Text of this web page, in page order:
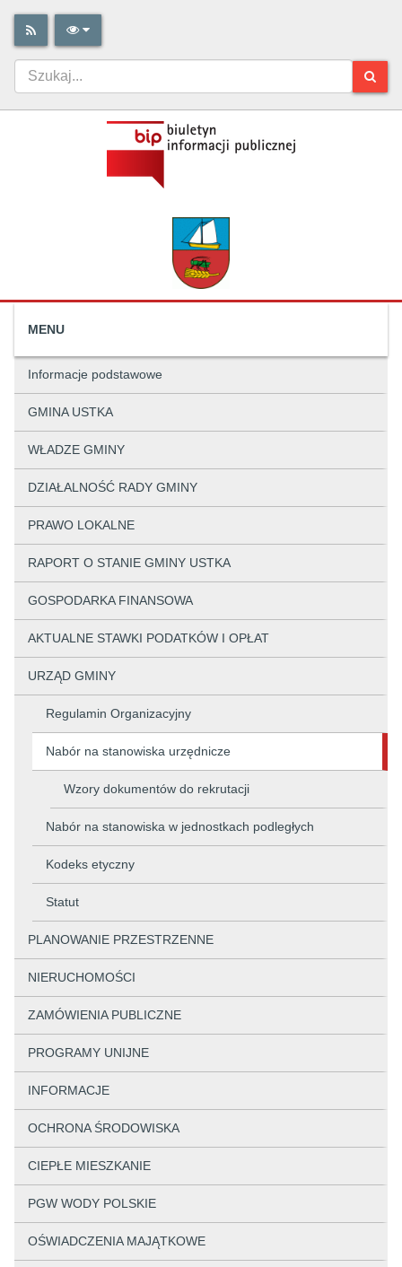
MENU
Informacje podstawowe
GMINA USTKA
WŁADZE GMINY
DZIAŁALNOŚĆ RADY GMINY
PRAWO LOKALNE
RAPORT O STANIE GMINY USTKA
GOSPODARKA FINANSOWA
AKTUALNE STAWKI PODATKÓW I OPŁAT
URZĄD GMINY
Regulamin Organizacyjny
Nabór na stanowiska urzędnicze
Wzory dokumentów do rekrutacji
Nabór na stanowiska w jednostkach podległych
Kodeks etyczny
Statut
PLANOWANIE PRZESTRZENNE
NIERUCHOMOŚCI
ZAMÓWIENIA PUBLICZNE
PROGRAMY UNIJNE
INFORMACJE
OCHRONA ŚRODOWISKA
CIEPŁE MIESZKANIE
PGW WODY POLSKIE
OŚWIADCZENIA MAJĄTKOWE